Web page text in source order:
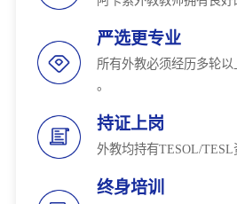
严选更专业
所有外教必须经历多轮
。
持证上岗
外教均持有TESOL/TESL
终身培训